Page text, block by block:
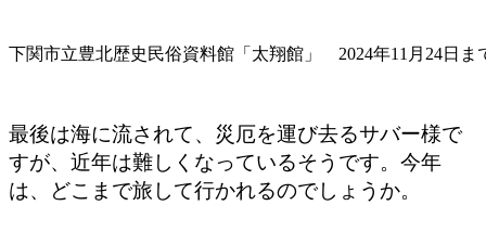
下関市立豊北歴史民俗資料館「太翔館」 2024年11月24日
最後は海に流されて、災厄を運び去るサバー様で
すが、近年は難しくなっているそうです。今年
は、どこまで旅して行かれるのでしょうか。